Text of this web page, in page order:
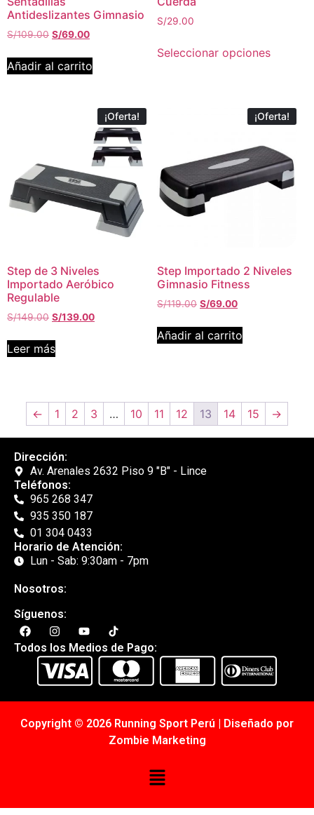
Antideslizantes Gimnasio
S/109.00 S/69.00
Añadir al carrito
S/29.00
Seleccionar opciones
¡Oferta!
Step de 3 Niveles
Importado Aeróbico
Regulable
S/149.00 S/139.00
Leer más
¡Oferta!
Step Importado 2 Niveles
Gimnasio Fitness
S/119.00 S/69.00
Añadir al carrito
← 1 2 3 … 10 11 12 13 14 15 →
Dirección:
Av. Arenales 2632 Piso 9 "B" - Lince
Teléfonos:
965 268 347
935 350 187
01 304 0433
Horario de Atención:
Lun - Sab: 9:30am - 7pm
Nosotros:
Síguenos:
Todos los Medios de Pago:
Copyright © 2026 Running Sport Perú | Diseñado por
Zombie Marketing